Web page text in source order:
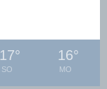
17°
SO
16°
MO